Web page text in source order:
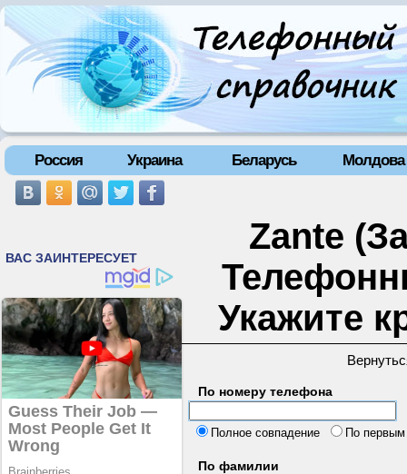
Россия Украина Беларусь Молдова
Zante
Укажите
По номеру телефона
Полное совпадение
По
По фамилии